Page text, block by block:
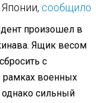
сообщило
произошел в
Ящик весом
с
рамках военных
сильный